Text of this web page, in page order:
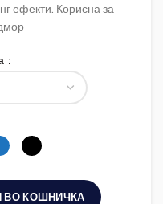
ефекти. Корисна за
ВО КОШНИЧКА